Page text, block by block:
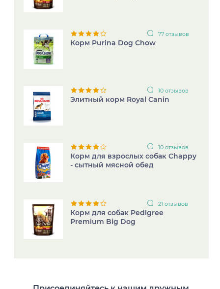
77 отзывов
Корм Purina Dog Chow
10 отзывов
Элитный корм Royal Canin
10 отзывов
Корм для взрослых собак Chappy
- сытный мясной обед
21 отзывов
Корм для собак Pedigree
Premium Big Dog